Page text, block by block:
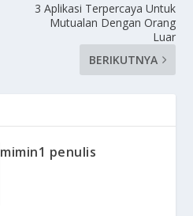
3 Aplikasi Terpercaya Untuk
Mutualan Dengan Orang
Luar
BERIKUTNYA
mimin1 penulis